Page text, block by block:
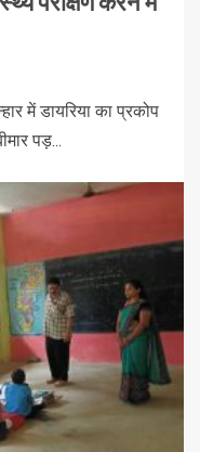
में डायरिया का प्रकोप
पड़...